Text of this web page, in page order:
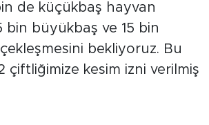
de küçükbaş hayvan
bin büyükbaş ve 15 bin
bekliyoruz. Bu
çiftliğimize kesim izni verilmiş